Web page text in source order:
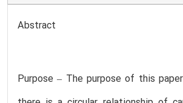
Abstract
Purpose – The purpose of this